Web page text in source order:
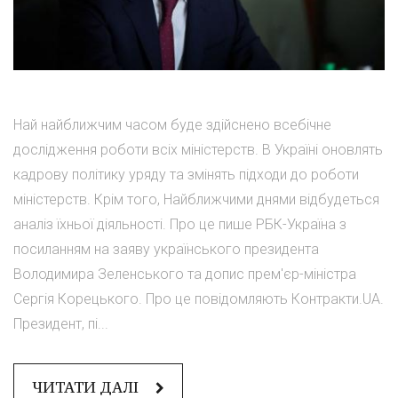
Най найближчим часом буде здійснено всебічне
дослідження роботи всіх міністерств. В Україні оновлять
кадрову політику уряду та змінять підходи до роботи
міністерств. Крім того, Найближчими днями відбудеться
аналіз їхньої діяльності. Про це пише РБК-Україна з
посиланням на заяву українського президента
Володимира Зеленського та допис прем'єр-міністра
Сергія Корецького. Про це повідомляють Контракти.UA.
Президент, пі...
ЧИТАТИ ДАЛІ